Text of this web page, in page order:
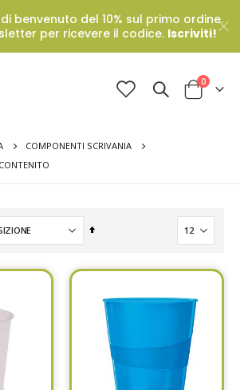
benvenuto del 10% sul primo ordine.
per ricevere il codice. Iscriviti!
Cart
0Prodotti
COMPONENTI SCRIVANIA
Set